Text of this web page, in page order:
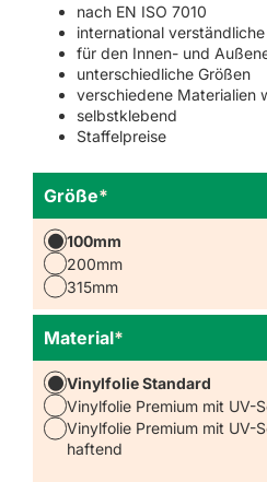
nach EN ISO 7010
international
für den Innen- und
unterschiedliche Größen
verschiedene Materialien
selbstklebend
Staffelpreise
*
Größe
100mm
200mm
315mm
*
Material
Vinylfolie Standard
Vinylfolie Premium mit UV-
Vinylfolie Premium mit UV-
haftend